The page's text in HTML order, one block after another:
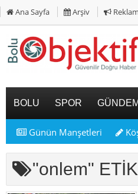
Ana Sayfa Arşiv Reklam
BOLU SPOR GÜNDEM
Günün Manşetleri
"onlem"